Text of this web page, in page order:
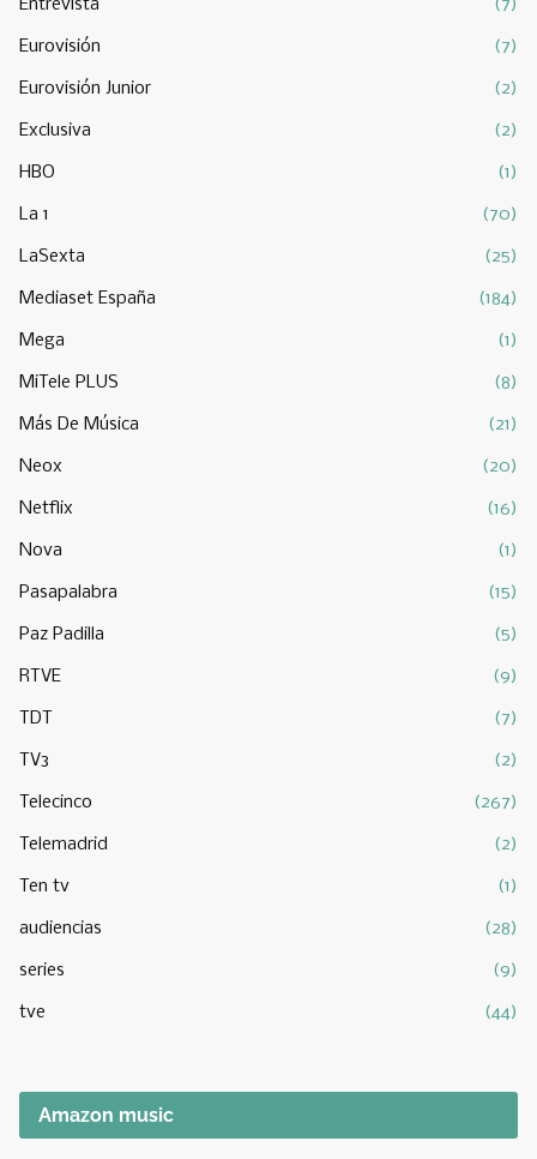
Entrevista (7)
Eurovisión (7)
Eurovisión Junior (2)
Exclusiva (2)
HBO (1)
La 1 (70)
LaSexta (25)
Mediaset España (184)
Mega (1)
MiTele PLUS (8)
Más De Música (21)
Neox (20)
Netflix (16)
Nova (1)
Pasapalabra (15)
Paz Padilla (5)
RTVE (9)
TDT (7)
TV3 (2)
Telecinco (267)
Telemadrid (2)
Ten tv (1)
audiencias (28)
series (9)
tve (44)
Amazon music